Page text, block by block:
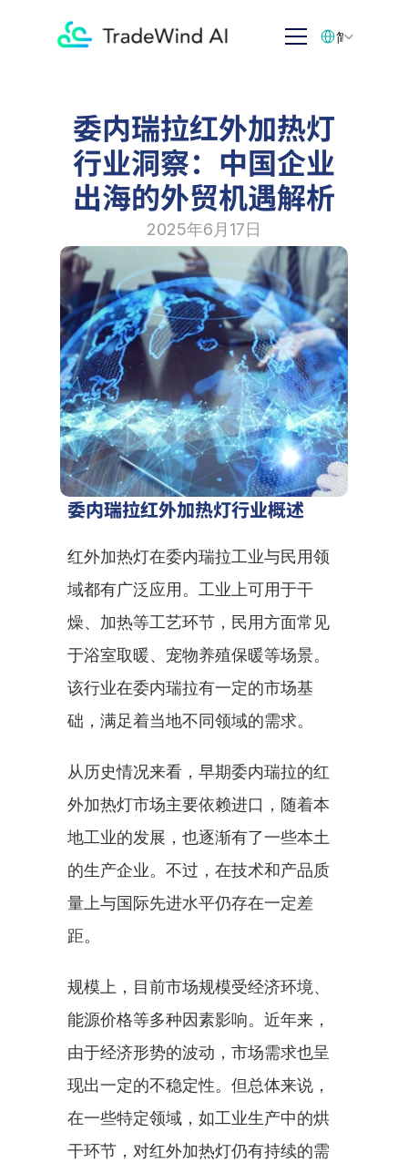
委内瑞拉红外加热灯
行业洞察：中国企业
出海的外贸机遇解析
2025年6月17日
委内瑞拉红外加热灯行业概述
红外加热灯在委内瑞拉工业与民用领
域都有广泛应用。工业上可用于干
燥、加热等工艺环节，民用方面常见
于浴室取暖、宠物养殖保暖等场景。
该行业在委内瑞拉有一定的市场基
础，满足着当地不同领域的需求。
从历史情况来看，早期委内瑞拉的红
外加热灯市场主要依赖进口，随着本
地工业的发展，也逐渐有了一些本土
的生产企业。不过，在技术和产品质
量上与国际先进水平仍存在一定差
距。
规模上，目前市场规模受经济环境、
能源价格等多种因素影响。近年来，
由于经济形势的波动，市场需求也呈
现出一定的不稳定性。但总体来说，
在一些特定领域，如工业生产中的烘
干环节，对红外加热灯仍有持续的需
简体中文